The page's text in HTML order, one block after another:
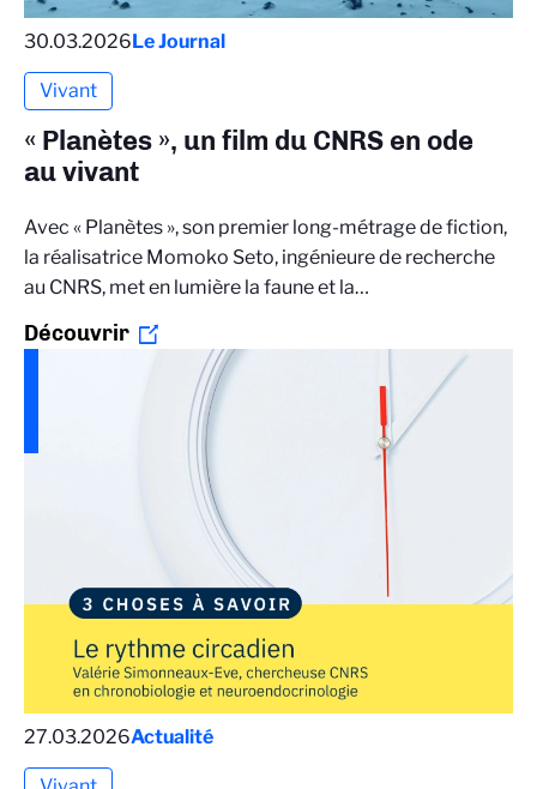
30.03.2026Le Journal
Vivant
« Planètes », un film du CNRS en ode
au vivant
Avec « Planètes », son premier long-métrage de fiction,
la réalisatrice Momoko Seto, ingénieure de recherche
au CNRS, met en lumière la faune et la…
Découvrir
27.03.2026Actualité